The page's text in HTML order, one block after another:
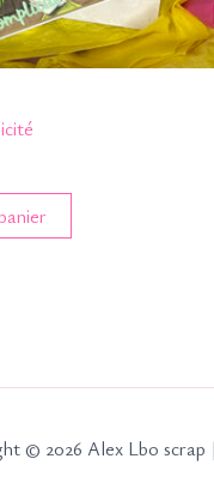
© 2026 Alex Lbo scrap